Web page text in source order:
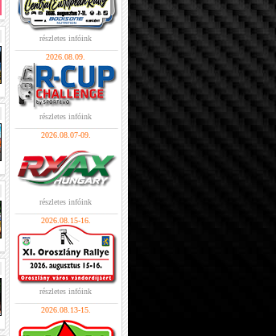
részletes infóink
2026.08.09.
részletes infóink
2026.08.07-09.
részletes infóink
2026.08.15-16.
részletes infóink
2026.08.13-15.